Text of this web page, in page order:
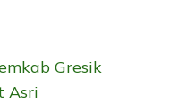
Gresik
Asri